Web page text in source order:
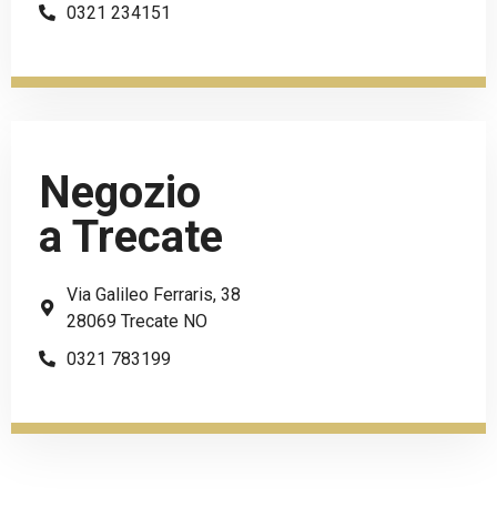
0321 234151
Negozio
a Trecate
Via Galileo Ferraris, 38
28069 Trecate NO
0321 783199